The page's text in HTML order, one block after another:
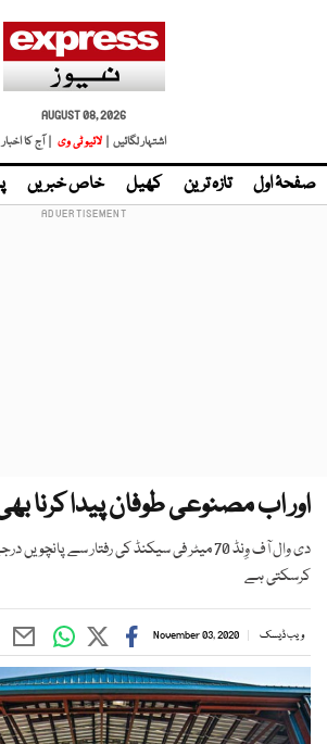
AUGUST 08, 2026
اشتہار لگائیں |
لائیو ٹی وی | آج کا اخبار
صفحۂ اول تازہ ترین کھیل خاص خبریں
اور اب مصنوعی طوفان پیدا کرنا
دی وال آف وِنڈ 70 میٹر فی سیکنڈ کی رفتار سے
کرسکتی ہے
ویب ڈیسک November 03, 2020